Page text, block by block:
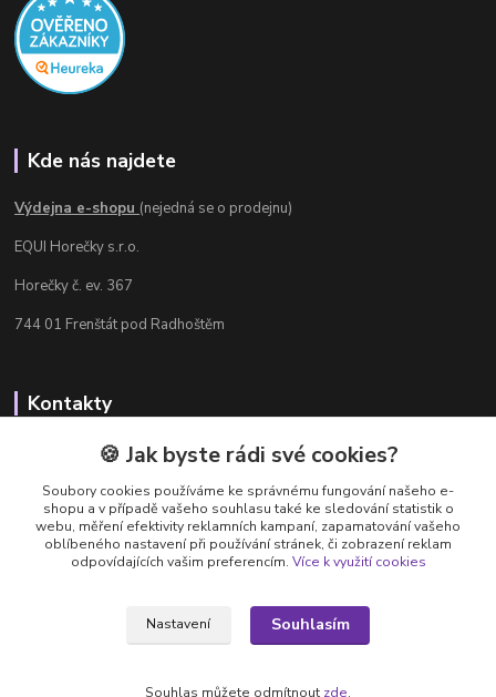
Kde nás najdete
Výdejna e-shopu (nejedná se o prodejnu)
EQUI Horečky s.r.o.
Horečky č. ev. 367
744 01 Frenštát pod Radhoštěm
Kontakty
Radka Chamrádová
+420 737 484 708
Výdejna e-shopu: Po-Ne, 8-20 hod.
info@equi-horecky.cz
Frenštát pod Radhoštěm, C 93460 vedená u Krajského soudu v Ostravě
🍪 Jak byste rádi své cookies?
Soubory cookies používáme ke správnému fungování našeho e-
shopu a v případě vašeho souhlasu také ke sledování statistik o
webu, měření efektivity reklamních kampaní, zapamatování vašeho
oblíbeného nastavení při používání stránek, či zobrazení reklam
odpovídajících vašim preferencím. Více k využití cookies
Nastavení Souhlasím
Souhlas můžete odmítnout zde.